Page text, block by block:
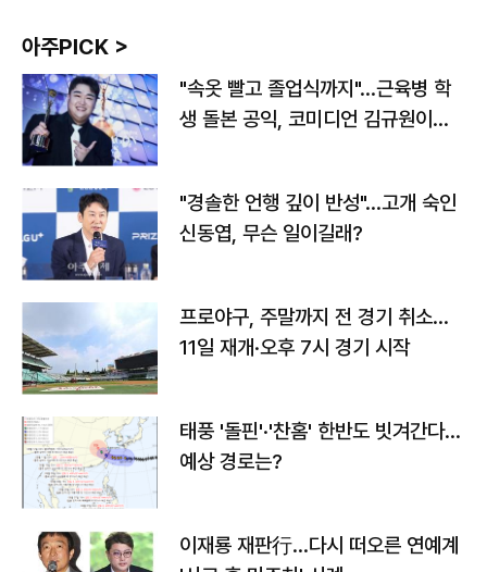
아주PICK >
"속옷 빨고 졸업식까지"…근육병 학
생 돌본 공익, 코미디언 김규원이었
"경솔한 언행 깊이 반성"…고개 숙인
신동엽, 무슨 일이길래?
프로야구, 주말까지 전 경기 취소…
11일 재개·오후 7시 경기 시작
태풍 '돌핀'·'찬홈' 한반도 빗겨간다…
예상 경로는?
이재룡 재판行…다시 떠오른 연예계